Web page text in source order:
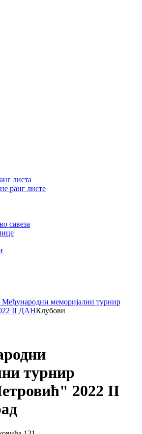
листа
ранг листе
савеза
Међународни меморијални турнир
II ДАНКлубови
турнир
2022 II